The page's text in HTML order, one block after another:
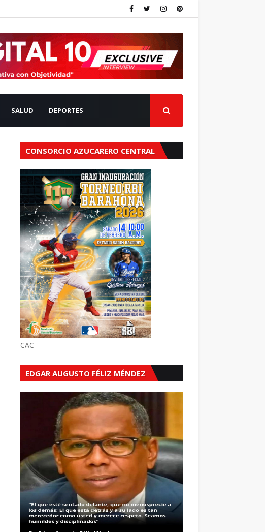
SALUD DEPORTES
CONSORCIO AZUCARERO CENTRAL
CAC
EDGAR AUGUSTO FÉLIZ MÉNDEZ